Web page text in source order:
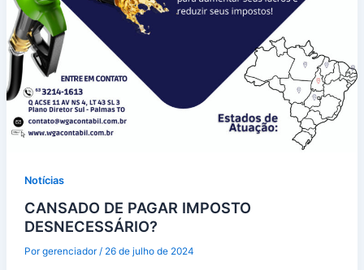
Notícias
CANSADO DE PAGAR IMPOSTO
DESNECESSÁRIO?
Por gerenciador / 26 de julho de 2024